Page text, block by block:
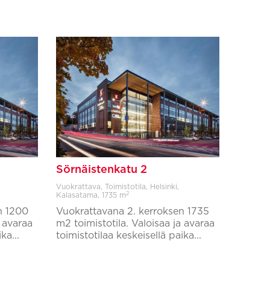
1200
Sörnäistenkatu 2
Vuokrattava, Toimistotila, Helsinki,
Kalasatama,
1735 m2
Vuokrattavana 2. kerroksen 1735
m2 toimistotila. Valoisaa ja avaraa
toimistotilaa keskeisellä paika...